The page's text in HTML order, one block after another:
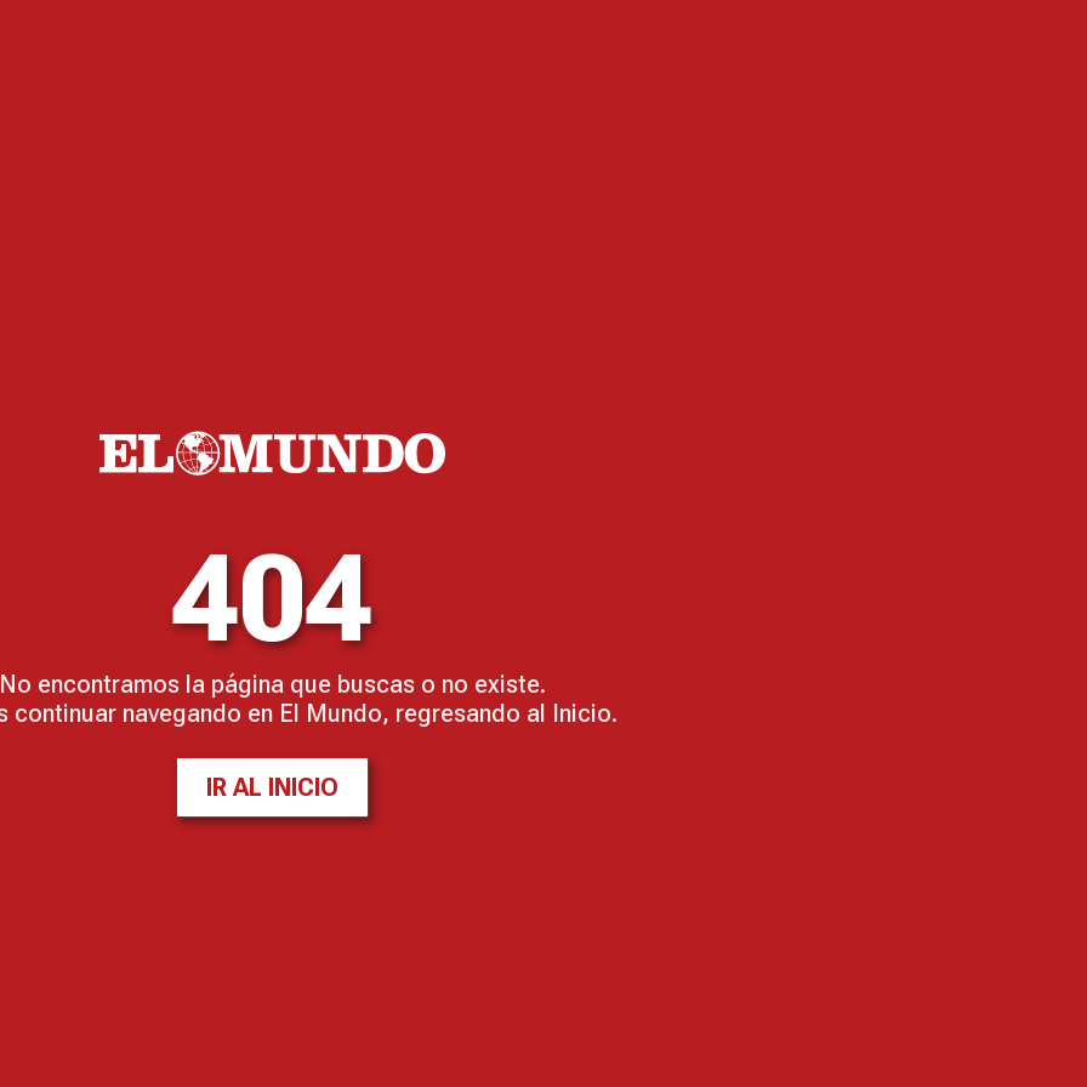
404
No encontramos la página que buscas o no existe.
continuar navegando en El Mundo, regresando al Inicio.
IR AL INICIO